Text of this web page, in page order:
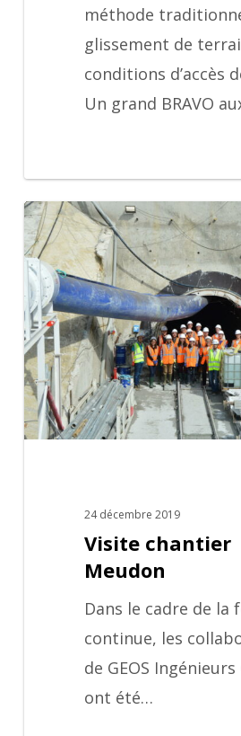
méthode
glissement de
conditions d’accès
Un grand BRAVO
Visite
chantier
Meudon
24 décembre 2019
Visite chantier
Meudon
Dans le cadre de la
continue, les
de GEOS Ingénieurs
ont été…